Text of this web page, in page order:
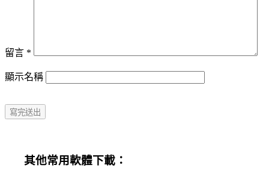
留言 *
顯示名稱
其他常用軟體下載：